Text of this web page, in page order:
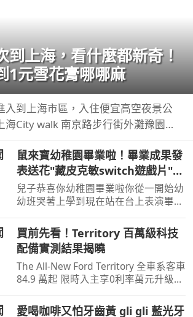
到上海，看什麼都新奇！
1元雪花膏哪哪麻
入到上海市區，入住便宜高空夜景公
海City walk 南京路步行街外灘豫園。
麼 ...
鼠來寶幼稚園畢業啦！畢業成果發
表送花"藏皮克敏switch遊戲片"驚
喜【Bobo TV】
兒子恭喜你幼稚園畢業啦你從一開始幼
幼班哭著上學到現在站在台上表演畢業
你即將要上小學 ...
買前先看！Territory 百萬級科技
配備實測結果揭曉
The All-New Ford Territory 全車系客車
84.9 萬起 限時入主享0利率萬元升級旗
補助) 預約試 ...
愛喝咖啡又怕牙齒黃 gli gli 藍光牙